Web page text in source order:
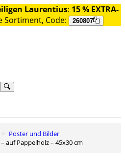
Laurentius: 15 % EXTRA-
Sortiment, Code: 260807
Poster und Bilder
– auf Pappelholz – 45x30 cm